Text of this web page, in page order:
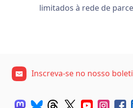
limitados à rede de
Inscreva-se no nosso